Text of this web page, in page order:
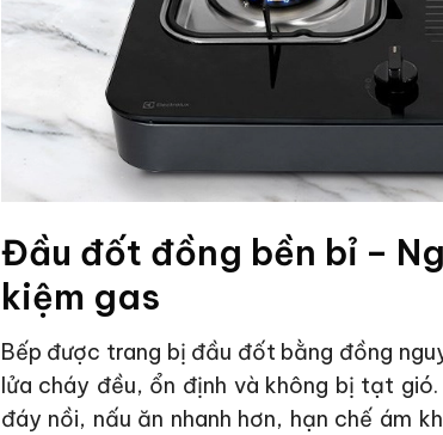
Đầu đốt đồng bền bỉ –
kiệm gas
Bếp được trang bị đầu đốt bằng đồng
lửa cháy đều, ổn định và không bị tạt
đáy nồi, nấu ăn nhanh hơn, hạn chế ám